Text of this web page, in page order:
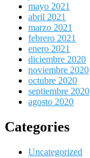
mayo 2021
abril 2021
marzo 2021
febrero 2021
enero 2021
diciembre 2020
noviembre 2020
octubre 2020
septiembre 2020
agosto 2020
Categories
Uncategorized